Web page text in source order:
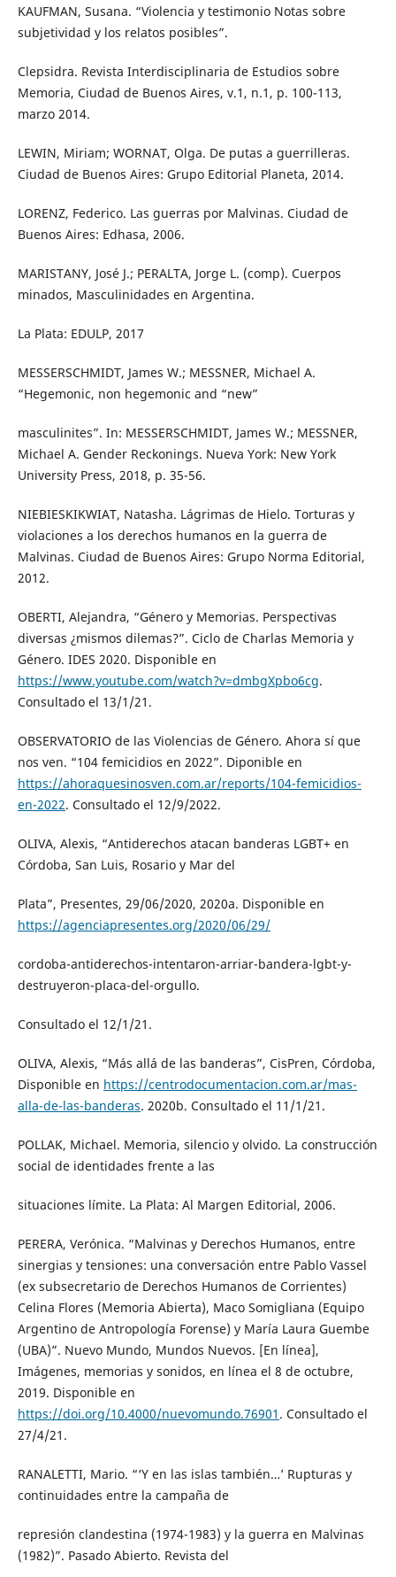
KAUFMAN, Susana. “Violencia y testimonio Notas sobre
subjetividad y los relatos posibles”.
Clepsidra. Revista Interdisciplinaria de Estudios sobre
Memoria, Ciudad de Buenos Aires, v.1, n.1, p. 100-113,
marzo 2014.
LEWIN, Miriam; WORNAT, Olga. De putas a guerrilleras.
Ciudad de Buenos Aires: Grupo Editorial Planeta, 2014.
LORENZ, Federico. Las guerras por Malvinas. Ciudad de
Buenos Aires: Edhasa, 2006.
MARISTANY, José J.; PERALTA, Jorge L. (comp). Cuerpos
minados, Masculinidades en Argentina.
La Plata: EDULP, 2017
MESSERSCHMIDT, James W.; MESSNER, Michael A.
“Hegemonic, non hegemonic and “new”
masculinites”. In: MESSERSCHMIDT, James W.; MESSNER,
Michael A. Gender Reckonings. Nueva York: New York
University Press, 2018, p. 35-56.
NIEBIESKIKWIAT, Natasha. Lágrimas de Hielo. Torturas y
violaciones a los derechos humanos en la guerra de
Malvinas. Ciudad de Buenos Aires: Grupo Norma Editorial,
2012.
OBERTI, Alejandra, “Género y Memorias. Perspectivas
diversas ¿mismos dilemas?”. Ciclo de Charlas Memoria y
Género. IDES 2020. Disponible en
https://www.youtube.com/watch?v=dmbgXpbo6cg.
Consultado el 13/1/21.
OBSERVATORIO de las Violencias de Género. Ahora sí que
nos ven. “104 femicidios en 2022”. Diponible en
https://ahoraquesinosven.com.ar/reports/104-femicidios-
en-2022. Consultado el 12/9/2022.
OLIVA, Alexis, “Antiderechos atacan banderas LGBT+ en
Córdoba, San Luis, Rosario y Mar del
Plata”, Presentes, 29/06/2020, 2020a. Disponible en
https://agenciapresentes.org/2020/06/29/
cordoba-antiderechos-intentaron-arriar-bandera-lgbt-y-
destruyeron-placa-del-orgullo.
Consultado el 12/1/21.
OLIVA, Alexis, “Más allá de las banderas”, CisPren, Córdoba,
Disponible en https://centrodocumentacion.com.ar/mas-
alla-de-las-banderas. 2020b. Consultado el 11/1/21.
POLLAK, Michael. Memoria, silencio y olvido. La construcción
social de identidades frente a las
situaciones límite. La Plata: Al Margen Editorial, 2006.
PERERA, Verónica. “Malvinas y Derechos Humanos, entre
sinergias y tensiones: una conversación entre Pablo Vassel
(ex subsecretario de Derechos Humanos de Corrientes)
Celina Flores (Memoria Abierta), Maco Somigliana (Equipo
Argentino de Antropología Forense) y María Laura Guembe
(UBA)”. Nuevo Mundo, Mundos Nuevos. [En línea],
Imágenes, memorias y sonidos, en línea el 8 de octubre,
2019. Disponible en
https://doi.org/10.4000/nuevomundo.76901 . Consultado el
27/4/21.
RANALETTI, Mario. “‘Y en las islas también…’ Rupturas y
continuidades entre la campaña de
represión clandestina (1974-1983) y la guerra en Malvinas
(1982)”. Pasado Abierto. Revista del